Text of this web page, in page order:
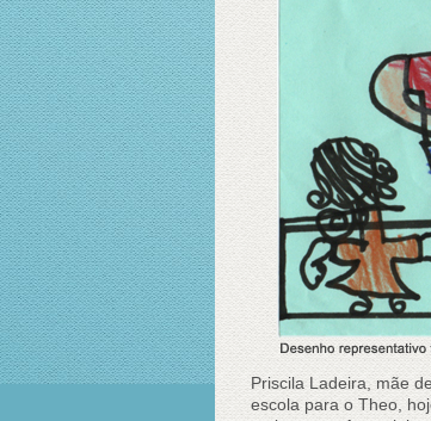
Priscila Ladeira, mãe
escola para o Theo,